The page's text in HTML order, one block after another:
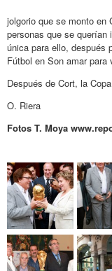
jolgorio que se monto en
personas que se
única para ello, después
Fútbol en Son amar
Después de Cort, la
O. Riera
Fotos T. Moya